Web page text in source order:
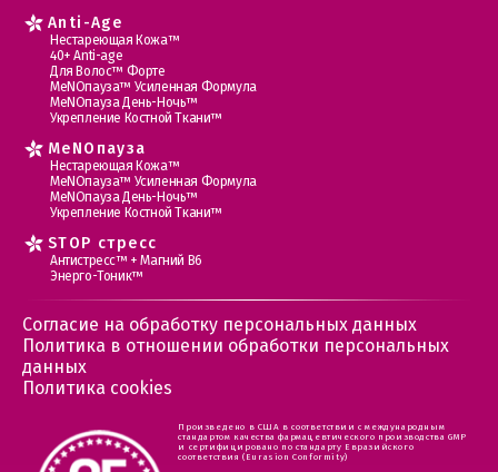
Anti-Age
Нестареющая Кожа™
40+ Anti-age
Для Волос™ Форте
МеNOпауза™ Усиленная Формула
МеNOпауза День-Ночь™
Укрепление Костной Ткани™
MеNOпауза
Нестареющая Кожа™
МеNOпауза™ Усиленная Формула
МеNOпауза День-Ночь™
Укрепление Костной Ткани™
STOP стресс
Антистресс™ + Магний В6
Энерго-Тоник™
Согласие на обработку персональных данных
Политика в отношении обработки персональных
данных
Политика cookies
Произведено в США в соответствии с международным
стандартом качества фармацевтического производства GMP
и сертифицировано по стандарту Евразийского
соответствия (Eurasion Conformity)